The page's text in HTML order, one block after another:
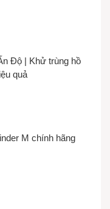
Độ | Khử trùng hồ
quả
M chính hãng